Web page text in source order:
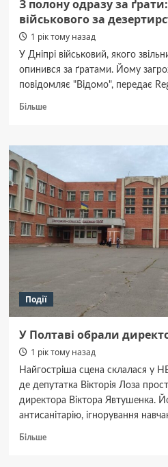
З полону одразу за
військового за
1 рік тому назад
У Дніпрі військовий, якого
опинився за ґратами. Йому
повідомляє "Відомо", передає
БільшеДокладніше
полону
за
ґрати:
у
Дніпрі
судять
військового
за
Події
У Полтаві обрали
1 рік тому назад
Найгостріша сцена склалася у
де депутатка Вікторія Лоза
директора Віктора Явтушенка.
антисанітарію, ігнорування
БільшеДокладніше